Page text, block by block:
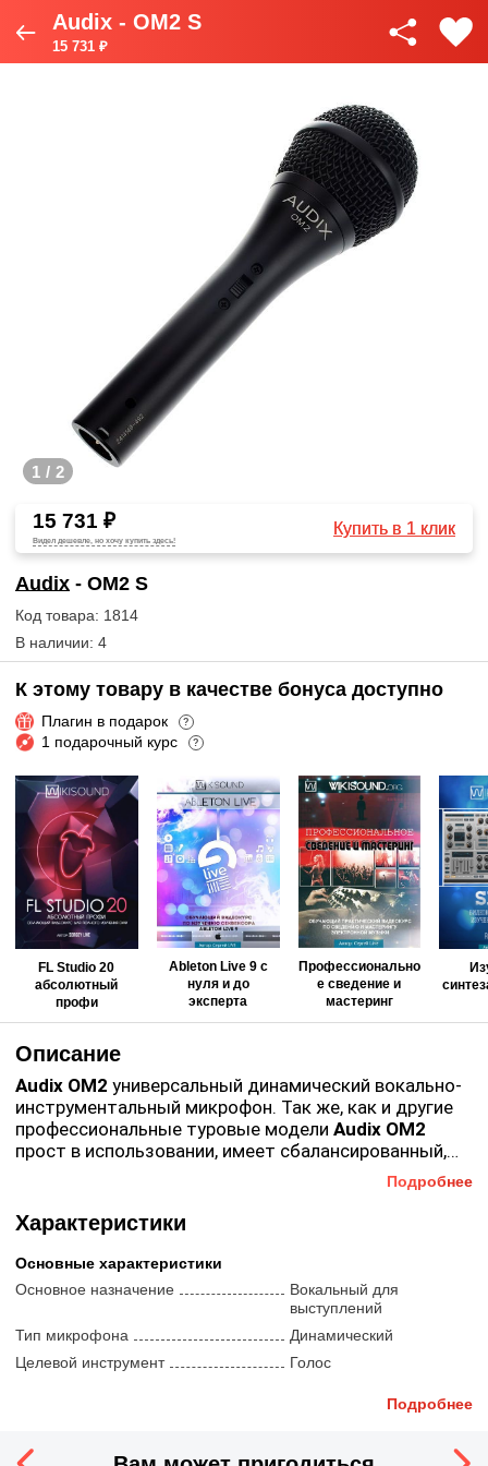
Audix - OM2 S
15 731 ₽
1 / 2
15 731 ₽
Видел дешевле, но хочу купить здесь!
Купить в 1 клик
Audix - OM2 S
Код товара: 1814
В наличии: 4
К этому товару в качестве бонуса доступно
Плагин в подарок ?
1 подарочный курс ?
FL Studio 20
абсолютный
профи
Ableton Live 9 с
нуля и до
эксперта
Профессионально
е сведение и
мастеринг
Описание
Audix OM2 универсальный динамический вокально-
инструментальный микрофон. Так же, как и другие
профессиональные туровые модели Audix OM2
прост в использовании, имеет сбалансированный,
надежный корпус. Свободная от помех и искажений
передача сигнала даже по очень длинным кабелям,
богатое натуральное звучание с особой чёткостью
и чистотой, а также высоким порогом
возникновения акустической обратной связи,
возможность работы при высоких уровнях
звукового давления без искажения сигнала.
Подходит как для вокала, так и для подзвучивания
гитарных комбо, малого барабана, томов, перкуссии,
для живой работы в передвижных звуковых
Подробнее
Характеристики
Основные характеристики
Основное назначение
Вокальный для
выступлений
Тип микрофона
Динамический
Целевой инструмент
Голос
Другие характеристики
Подробнее